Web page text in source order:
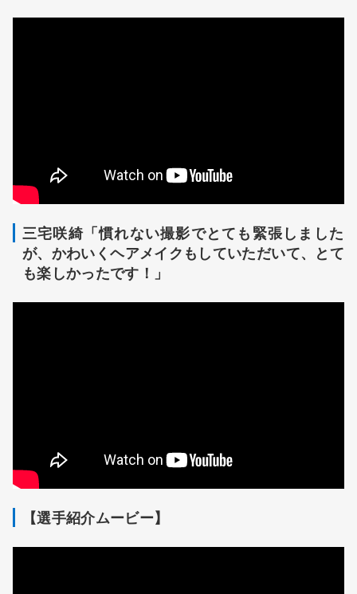
三宅咲綺「慣れない撮影でとても緊張しました
が、かわいくヘアメイクもしていただいて、とて
も楽しかったです！」
【選手紹介ムービー】